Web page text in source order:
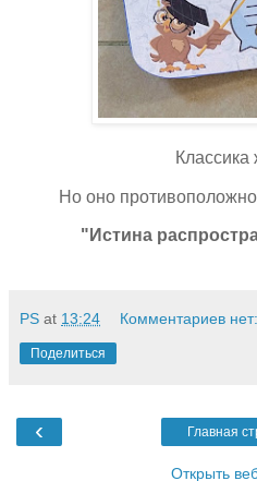
Классика
Но оно
"Истина
PS at 13:24 Комментариев нет:
Поделиться
‹ Главная
Открыть